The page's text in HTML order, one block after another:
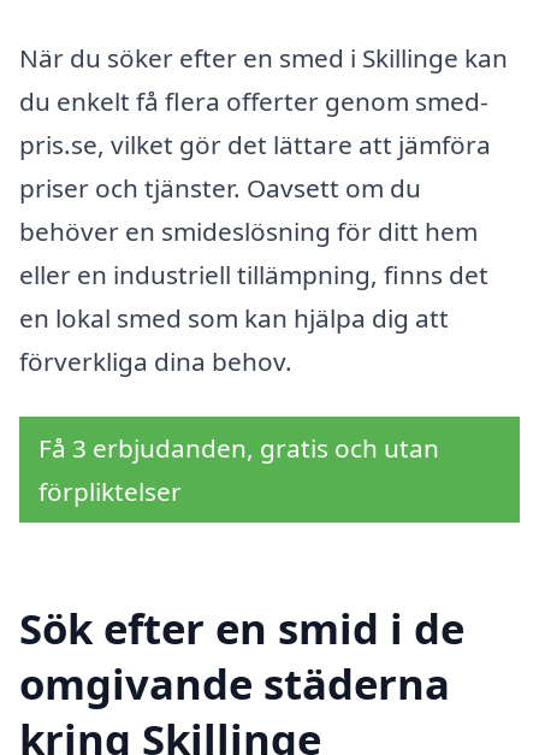
När du söker efter en smed i Skillinge kan
du enkelt få flera offerter genom smed-
pris.se, vilket gör det lättare att jämföra
priser och tjänster. Oavsett om du
behöver en smideslösning för ditt hem
eller en industriell tillämpning, finns det
en lokal smed som kan hjälpa dig att
förverkliga dina behov.
Få 3 erbjudanden, gratis och utan
förpliktelser
Sök efter en smid i de
omgivande städerna
kring Skillinge